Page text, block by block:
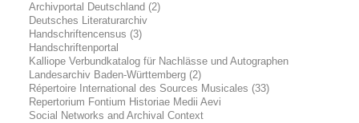
Archivportal Deutschland (2)
Deutsches Literaturarchiv
Handschriftencensus (3)
Handschriftenportal
Kalliope Verbundkatalog für Nachlässe und Autographen
Landesarchiv Baden-Württemberg (2)
Répertoire International des Sources Musicales (33)
Repertorium Fontium Historiae Medii Aevi
Social Networks and Archival Context